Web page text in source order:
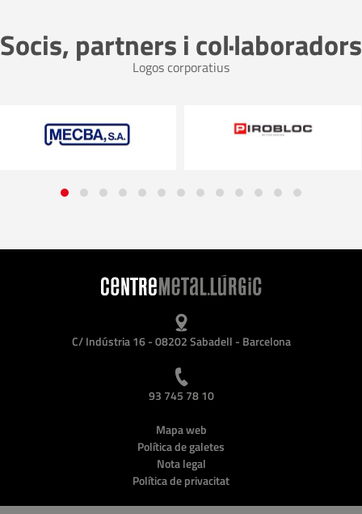
Socis, partners i col·laboradors
Logos corporatius
C/ Indústria 16 - 08202 Sabadell - Barcelona
93 745 78 10
Mapa web
Política de galetes
Nota legal
Política de privacitat